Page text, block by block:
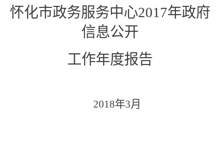
怀化市政务服务中心2017年政府
信息公开
工作年度报告
2018年3月